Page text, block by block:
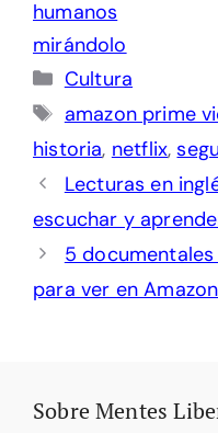
Categorías
Cultura
Etiquetas
amazon prime
historia, netflix,
Lecturas en
escuchar y
5
para ver en
Sobre Mentes